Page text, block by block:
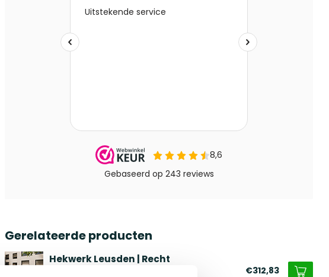
Gerelateerde producten
Hekwerk Leusden | Recht
€312,83